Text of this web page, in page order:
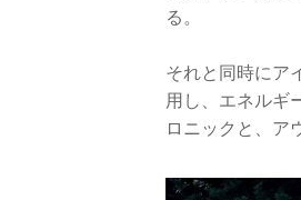
る。
それと同時にア
用し、エネルギ
ロニックと、ア